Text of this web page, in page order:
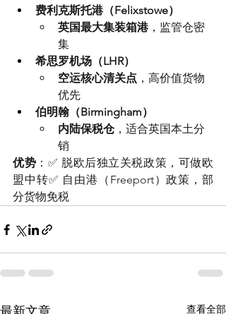
费利克斯托港（Felixstowe）
英国最大集装箱港 ，监管仓密
集
希思罗机场（LHR）
空运核心清关点 ，高价值货物
优先
伯明翰（Birmingham）
内陆保税仓 ，适合英国本土分
销
优势 ：✅ 脱欧后独立关税政策，可做欧
盟中转✅ 自由港（Freeport）政策，部
分货物免税
查看全部